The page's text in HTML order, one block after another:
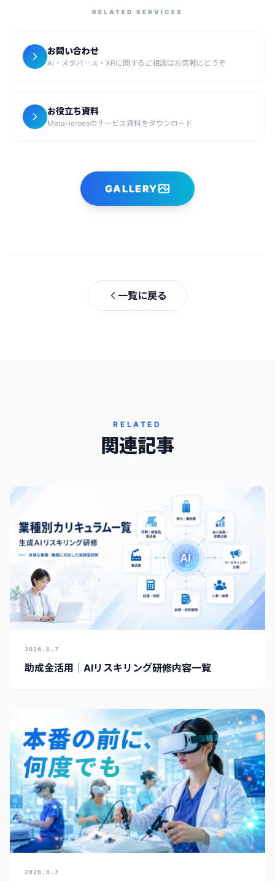
RELATED SERVICES
お問い合わせ
AI・メタバース・XRに関するご相談はお気軽にどうぞ
お役立ち資料
MetaHeroesのサービス資料をダウンロード
GALLERY
一覧に戻る
RELATED
関連記事
2026.8.7
助成金活用｜AIリスキリング研修内容一覧
2026.8.7